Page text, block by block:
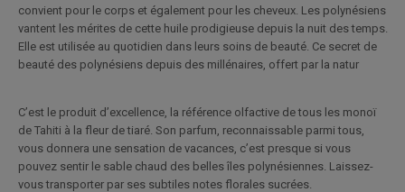
convient pour le corps et également pour les cheveux. Les polynésiens
vantent les mérites de cette huile prodigieuse depuis la nuit des temps.
Elle est utilisée au quotidien dans leurs soins de beauté. Ce secret de
beauté des polynésiens depuis des millénaires, offert par la natur
C’est le produit d’excellence, la référence olfactive de tous les monoï
de Tahiti à la fleur de tiaré. Son parfum, reconnaissable parmi tous,
vous donnera une sensation de vacances, c’est presque si vous
pouvez sentir le sable chaud des belles îles polynésiennes. Laissez-
vous transporter par ses subtiles notes florales sucrées.